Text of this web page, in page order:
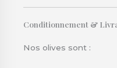
Conditionnement &
Nos olives sont :